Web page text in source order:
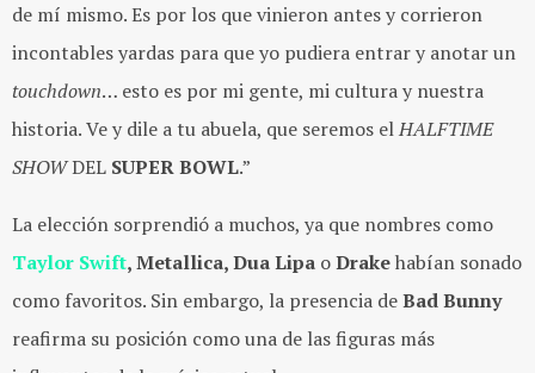
de mí mismo. Es por los que vinieron antes y corrieron
incontables yardas para que yo pudiera entrar y anotar un
touchdown… esto es por mi gente, mi cultura y nuestra
historia. Ve y dile a tu abuela, que seremos elHALFTIME
SHOWDEL SUPER BOWL.”
La elección sorprendió a muchos, ya que nombres como
Taylor Swift, Metallica, Dua Lipa oDrakehabían sonado
como favoritos. Sin embargo, la presencia deBad Bunny
reafirma su posición como una de las figuras más